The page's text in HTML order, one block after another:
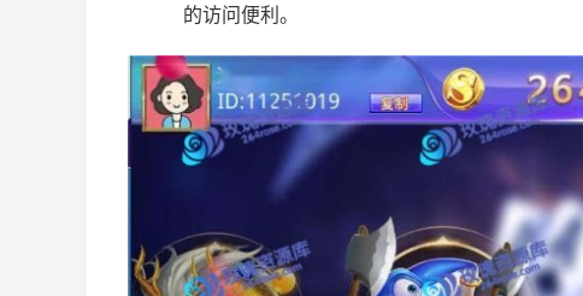
的访问便利。